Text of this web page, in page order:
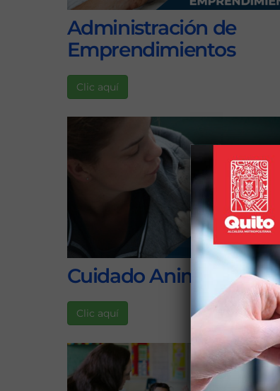
Administración de
Emprendimientos
Clic aquí
Cuidado Animal
Clic aquí